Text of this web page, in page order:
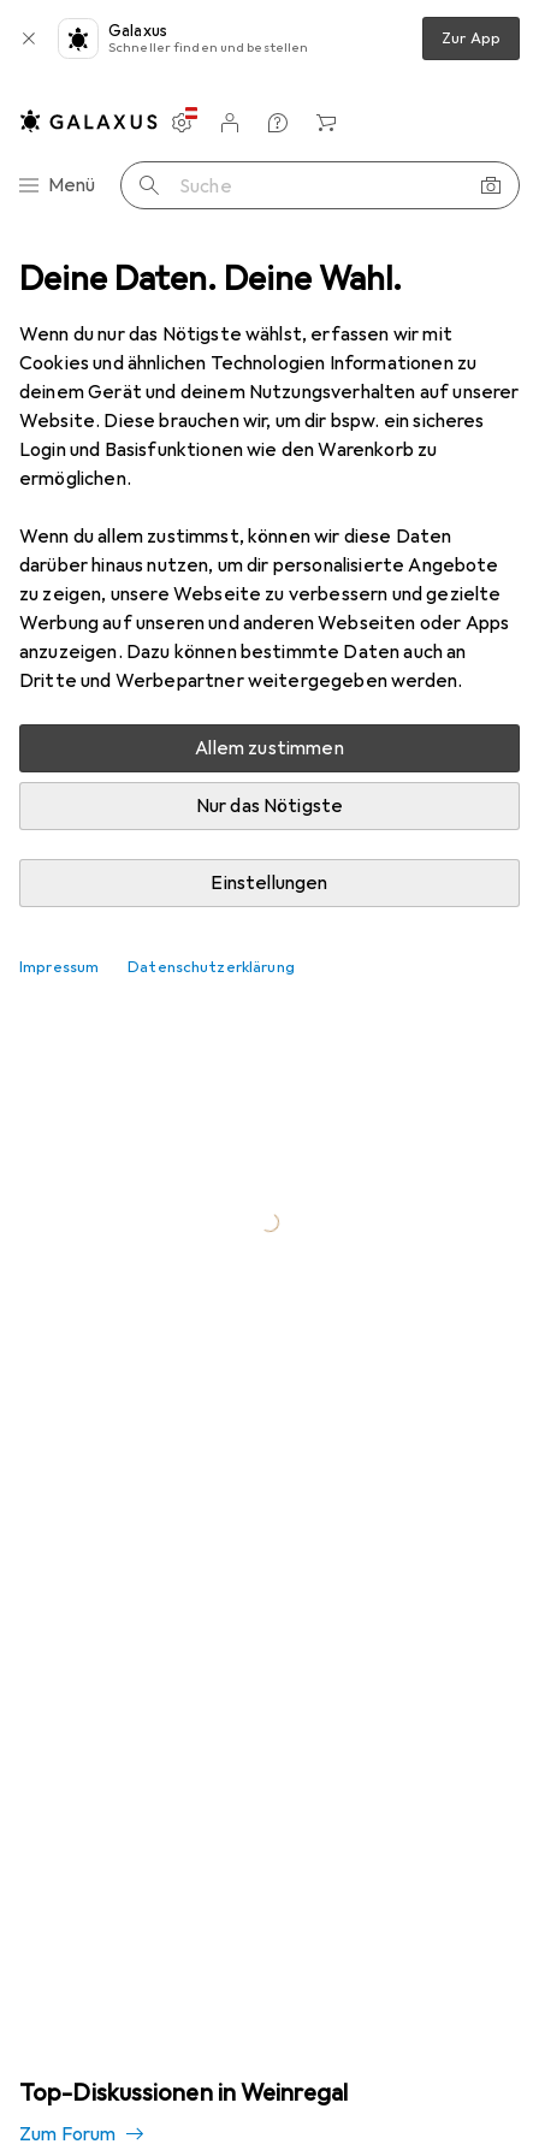
Deine Daten. Deine Wahl.
Wenn du nur das Nötigste wählst, erfassen wir mit
Cookies und ähnlichen Technologien Informationen zu
deinem Gerät und deinem Nutzungsverhalten auf unserer
Website. Diese brauchen wir, um dir bspw. ein sicheres
Login und Basisfunktionen wie den Warenkorb zu
ermöglichen.
Wenn du allem zustimmst, können wir diese Daten
darüber hinaus nutzen, um dir personalisierte Angebote
zu zeigen, unsere Webseite zu verbessern und gezielte
Werbung auf unseren und anderen Webseiten oder Apps
anzuzeigen. Dazu können bestimmte Daten auch an
Dritte und Werbepartner weitergegeben werden.
Allem zustimmen
Nur das Nötigste
Einstellungen
Impressum Datenschutzerklärung
Galaxus
Schneller finden und bestellen Zur App
Navigation nach Kategorien
Menü Suche
Einstellungen
Kundenkonto
Vergleichslisten
Merklisten
Warenkorb
Wohnen Möbel Wohnzimmer
Weinregal· Weingestell
Produkte Forum
Top-Diskussionen in Weinregal
Zum Forum